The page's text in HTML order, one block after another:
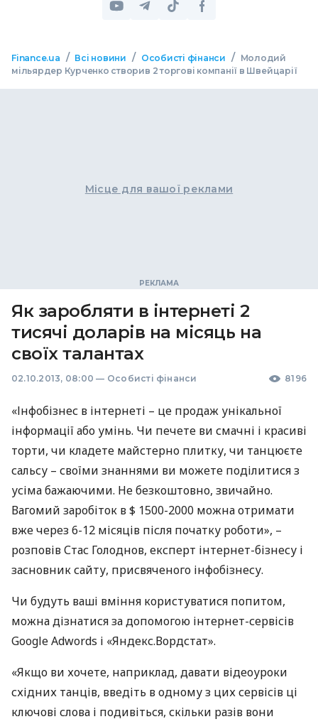
Finance.ua / Всі новини / Особисті фінанси /
Молодий
мільярдер Курченко створив 2 торгові компанії в Швейцарії
Місце для вашої реклами
Як заробляти в інтернеті 2
тисячі доларів на місяць на
своїх талантах
02.10.2013, 08:00 — Особисті фінанси 8196
«Інфобізнес в інтернеті – це продаж унікальної
інформації або умінь. Чи печете ви смачні і красиві
торти, чи кладете майстерно плитку, чи танцюєте
сальсу – своїми знаннями ви можете поділитися з
усіма бажаючими. Не безкоштовно, звичайно.
Вагомий заробіток в $ 1500-2000 можна отримати
вже через 6-12 місяців після початку роботи», –
розповів Стас Голоднов, експерт інтернет-бізнесу і
засновник сайту, присвяченого інфобізнесу.
Чи будуть ваші вміння користуватися попитом,
можна дізнатися за допомогою інтернет-сервісів
Google Adwords і «Яндекс.Вордстат».
«Якщо ви хочете, наприклад, давати відеоуроки
східних танців, введіть в одному з цих сервісів ці
ключові слова і подивіться, скільки разів вони